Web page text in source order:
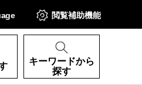
閲覧補助機能
キーワードから
探す